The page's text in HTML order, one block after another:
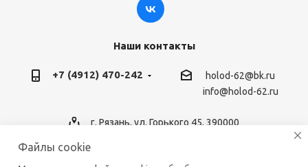
Наши контакты
+7 (4912) 470-242
holod-62@bk.ru
info@holod-62.ru
г. Рязань, ул. Горького 45, 390000
Файлы cookie